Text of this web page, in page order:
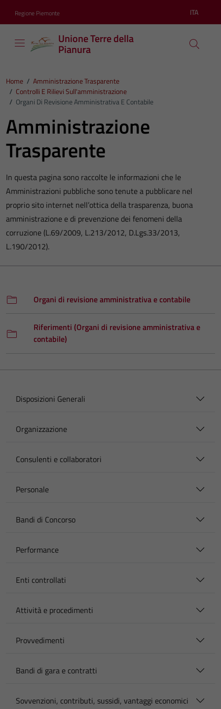
Regione Piemonte Lingua
ITA
Unione Terre della
Pianura
Home / Amministrazione Trasparente
/ Controlli E Rilievi Sull'amministrazione
/ Organi Di Revisione Amministrativa E Contabile
Amministrazione
Trasparente
In questa pagina sono raccolte le informazioni che le
Amministrazioni pubbliche sono tenute a pubblicare nel
proprio sito internet nell’ottica della trasparenza, buona
amministrazione e di prevenzione dei fenomeni della
corruzione (L.69/2009, L.213/2012, D.Lgs.33/2013,
L.190/2012).
Organi di revisione amministrativa e contabile
Riferimenti (Organi di revisione amministrativa e
contabile)
Disposizioni Generali
Organizzazione
Consulenti e collaboratori
Personale
Bandi di Concorso
Performance
Enti controllati
Attività e procedimenti
Provvedimenti
Bandi di gara e contratti
Sovvenzioni, contributi, sussidi, vantaggi economici